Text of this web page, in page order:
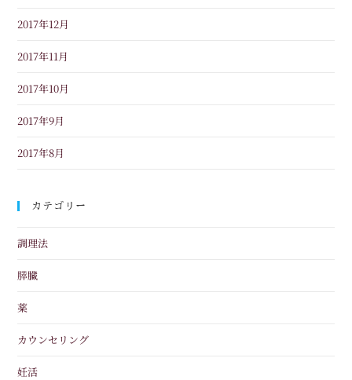
2017年12月
2017年11月
2017年10月
2017年9月
2017年8月
カテゴリー
調理法
膵臓
薬
カウンセリング
妊活